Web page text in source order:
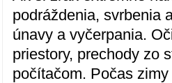
podráždenia, svrbenia
únavy a vyčerpania.
priestory, prechody zo
počítačom. Počas